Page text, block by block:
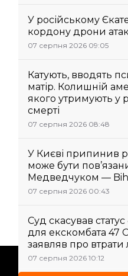
У російському
кордону дрони
07 серпня 2026 09:05
Катують, вводять
матір. Колишній
якого утримують у
смерті
07 серпня 2026 08:48
У Києві припинив
може бути
Медведчуком —
07 серпня 2026 00:43
Суд скасував
для екскомбата
заявляв про
07 серпня 2026 10:12